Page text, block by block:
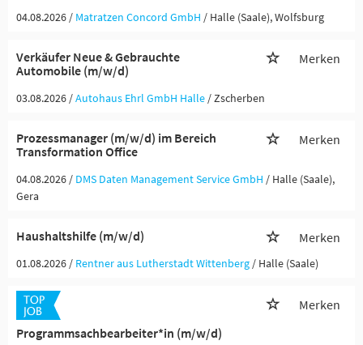
04.08.2026 / Matratzen Concord GmbH / Halle (Saale), Wolfsburg
Verkäufer Neue & Gebrauchte
Automobile (m/w/d)
Merken
03.08.2026 /Autohaus Ehrl GmbH Halle / Zscherben
Prozessmanager (m/w/d) im Bereich
Transformation Office
Merken
04.08.2026 / DMS Daten Management Service GmbH / Halle (Saale),
Gera
Haushaltshilfe (m/w/d) Merken
01.08.2026 / Rentner aus Lutherstadt Wittenberg / Halle (Saale)
Programmsachbearbeiter*in (m/w/d)
Merken